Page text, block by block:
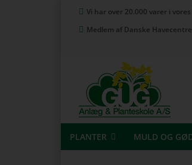
Vi har over 20.000 varer i
Medlem af Danske Havecentre
PLANTER MULD OG